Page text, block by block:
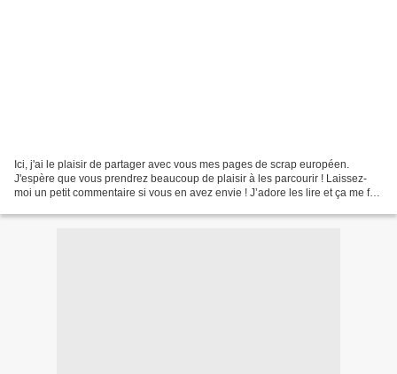
Ici, j'ai le plaisir de partager avec vous mes pages de scrap européen.
J'espère que vous prendrez beaucoup de plaisir à les parcourir ! Laissez-
moi un petit commentaire si vous en avez envie ! J’adore les lire et ça me fait